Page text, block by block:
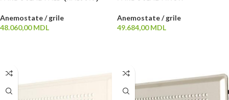
Anemostate / grile
48.060,00MDL
Anemostate / grile
49.684,00MDL